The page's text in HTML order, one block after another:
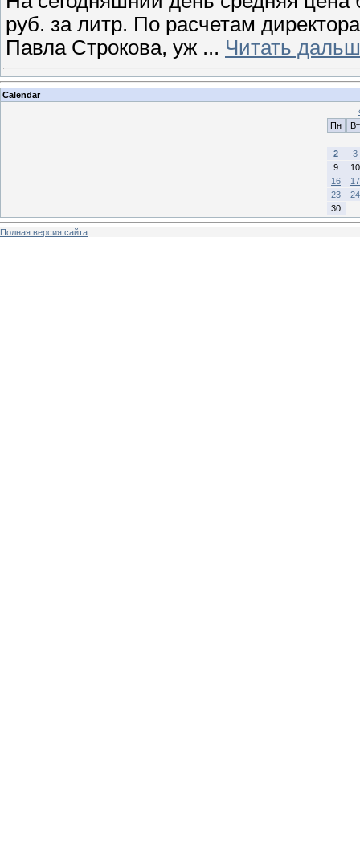
руб. за литр. По расчетам
Павла Строкова, уж ... Читать
Calendar
Пн
Вт
2
3
9
10
16
17
23
24
30
Полная версия сайта